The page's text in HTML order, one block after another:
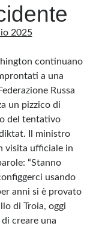
in quanto viene aggiornato
un prodotto editoriale ai
di quanto
comunque cancellati quelli
di terzi, di genere spam,
al rispetto delle norme sulla
tratte da Internet e, pertanto,
2025
continuano
a una
Russa
un pizzico di
del tentativo
Il
ministro
visita ufficiale in
“Stanno
usando
anni si è provato
di Troia, oggi
creare una